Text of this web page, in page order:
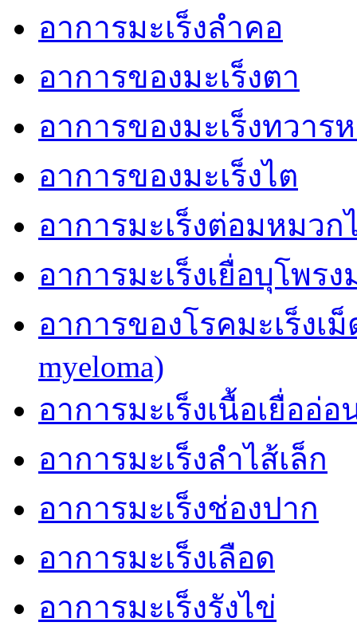
อาการมะเร็งลำคอ
อาการของมะเร็งตา
อาการของมะเร็งทวาร
อาการของมะเร็งไต
อาการมะเร็งต่อมหมวก
อาการมะเร็งเยื่อบุโพร
อาการของโรคมะเร็งเ
myeloma)
อาการมะเร็งเนื้อเยื่ออ่อ
อาการมะเร็งลำไส้เล็ก
อาการมะเร็งช่องปาก
อาการมะเร็งเลือด
อาการมะเร็งรังไข่